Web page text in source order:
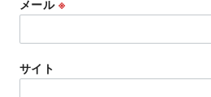
メール ※
サイト